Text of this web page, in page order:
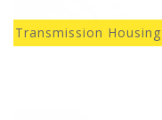
Transmission Housing